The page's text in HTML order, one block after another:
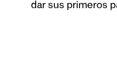
dar sus primeros